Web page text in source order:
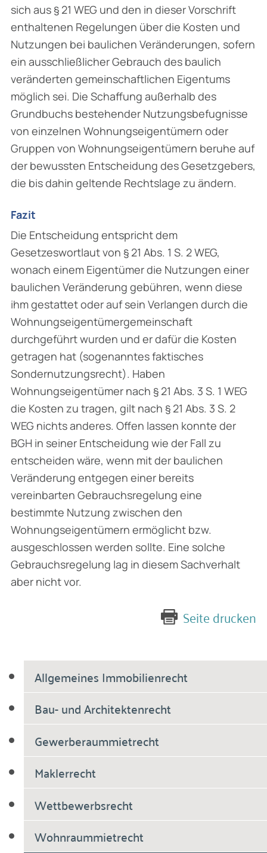
Allgemeines Immobilienrecht
Bau- und Architektenrecht
Gewerberaummietrecht
Maklerrecht
Wettbewerbsrecht
Wohnraummietrecht
sich aus § 21 WEG und den in dieser Vorschrift
enthaltenen Regelungen über die Kosten und
Nutzungen bei baulichen Veränderungen, sofern
ein ausschließlicher Gebrauch des baulich
veränderten gemeinschaftlichen Eigentums
möglich sei. Die Schaffung außerhalb des
Grundbuchs bestehender Nutzungsbefugnisse
von einzelnen Wohnungseigentümern oder
Gruppen von Wohnungseigentümern beruhe auf
der bewussten Entscheidung des Gesetzgebers,
die bis dahin geltende Rechtslage zu ändern.
Fazit
Die Entscheidung entspricht dem
Gesetzeswortlaut von § 21 Abs. 1 S. 2 WEG,
wonach einem Eigentümer die Nutzungen einer
baulichen Veränderung gebühren, wenn diese
ihm gestattet oder auf sein Verlangen durch die
Wohnungseigentümergemeinschaft
durchgeführt wurden und er dafür die Kosten
getragen hat (sogenanntes faktisches
Sondernutzungsrecht). Haben
Wohnungseigentümer nach § 21 Abs. 3 S. 1 WEG
die Kosten zu tragen, gilt nach § 21 Abs. 3 S. 2
WEG nichts anderes. Offen lassen konnte der
BGH in seiner Entscheidung wie der Fall zu
entscheiden wäre, wenn mit der baulichen
Veränderung entgegen einer bereits
vereinbarten Gebrauchsregelung eine
bestimmte Nutzung zwischen den
Wohnungseigentümern ermöglicht bzw.
ausgeschlossen werden sollte. Eine solche
Gebrauchsregelung lag in diesem Sachverhalt
aber nicht vor.
Seite drucken